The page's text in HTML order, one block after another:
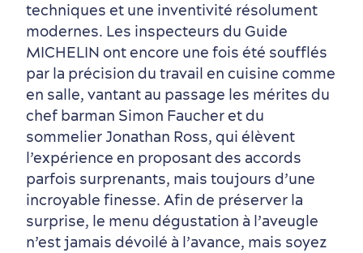
Autour du centre-ville
Activités en été
dans le Vieux-Québec
Hôtels écologiques
Magazine Québec cité
techniques et une inventivité résolument
modernes. Les inspecteurs du Guide
MICHELIN ont encore une fois été soufflés
par la précision du travail en cuisine comme
en salle, vantant au passage les mérites du
chef barman Simon Faucher et du
sommelier Jonathan Ross, qui élèvent
l’expérience en proposant des accords
parfois surprenants, mais toujours d’une
incroyable finesse. Afin de préserver la
surprise, le menu dégustation à l’aveugle
n’est jamais dévoilé à l’avance, mais soyez